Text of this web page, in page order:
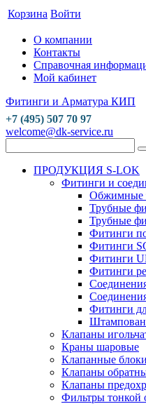
Корзина Войти
О компании
Контакты
Справочная
Мой кабинет
Фитинги и Арматура КИП
+7 (495) 507 70 97
welcome@dk-service.ru
ПРОДУКЦИЯ S-LOK
Фитинги и
Обжимные
Трубные
Трубные
Фитинги
Фитинги
Фитинги
Фитинги
Фитинги
Клапаны
Краны шаровые
Клапанные блоки
Клапаны
Клапаны
Фильтры тонкой